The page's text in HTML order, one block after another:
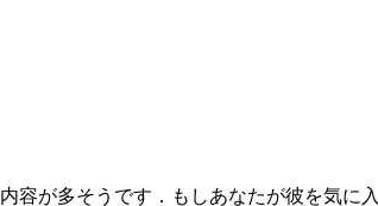
容が多そうです．もしあなたが彼を気に入